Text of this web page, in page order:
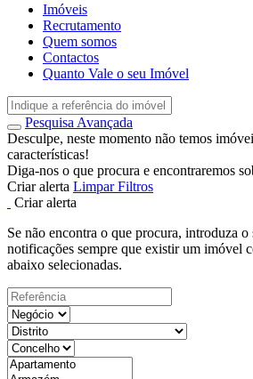
Imóveis
Recrutamento
Quem somos
Contactos
Quanto Vale o seu Imóvel
Pesquisa Avançada
Desculpe, neste momento não temos
características!
Diga-nos o que procura e encontraremos
Criar alerta Limpar Filtros
Criar alerta
Se não encontra o que procura, introduza o
notificações sempre que existir um imóvel
abaixo selecionadas.